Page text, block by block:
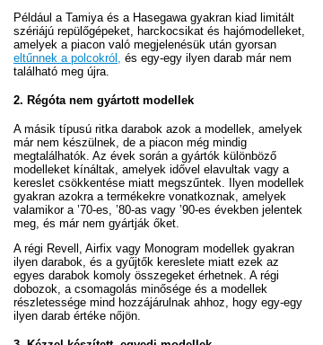
Például a Tamiya és a Hasegawa gyakran kiad limitált
szériájú repülőgépeket, harckocsikat és hajómodelleket,
amelyek a piacon való megjelenésük után gyorsan
eltűnnek a polcokról, és egy-egy ilyen darab már nem
található meg újra.
2. Régóta nem gyártott modellek
A másik típusú ritka darabok azok a modellek, amelyek
már nem készülnek, de a piacon még mindig
megtalálhatók. Az évek során a gyártók különböző
modelleket kínáltak, amelyek idővel elavultak vagy a
kereslet csökkentése miatt megszűntek. Ilyen modellek
gyakran azokra a termékekre vonatkoznak, amelyek
valamikor a ’70-es, ’80-as vagy ’90-es években jelentek
meg, és már nem gyártják őket.
A régi Revell, Airfix vagy Monogram modellek gyakran
ilyen darabok, és a gyűjtők kereslete miatt ezek az
egyes darabok komoly összegeket érhetnek. A régi
dobozok, a csomagolás minősége és a modellek
részletessége mind hozzájárulnak ahhoz, hogy egy-egy
ilyen darab értéke nőjön.